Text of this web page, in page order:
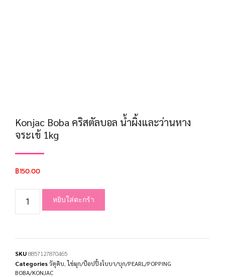
Konjac Boba คริสตัลบอล น้ำผิ้งและว่านหาง
จระเข้ 1kg
฿150.00
หยิบใส่ตะกร้า
SKU8857127870465
Categoriesวัตุดิบ ,ไข่มุก/ป็อปปิ้งโบบา/บุก/PEARL/POPPING
BOBA/KONJAC